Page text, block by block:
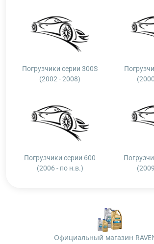
Погрузчики серии 300S
(2002 - 2008)
Погрузчики серии 600
(2006 - по н.в.)
Официальный магазин